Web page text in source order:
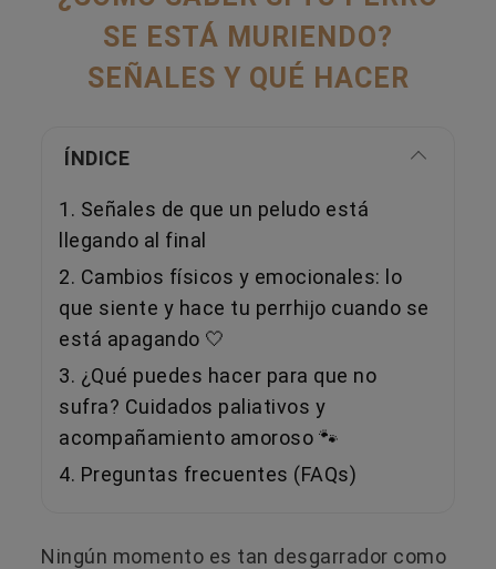
SE ESTÁ MURIENDO?
SEÑALES Y QUÉ HACER
ÍNDICE
1. Señales de que un peludo está
llegando al final
2. Cambios físicos y emocionales: lo
que siente y hace tu perrhijo cuando se
está apagando 🤍
3. ¿Qué puedes hacer para que no
sufra? Cuidados paliativos y
acompañamiento amoroso 🐾
4. Preguntas frecuentes (FAQs)
Ningún momento es tan desgarrador como